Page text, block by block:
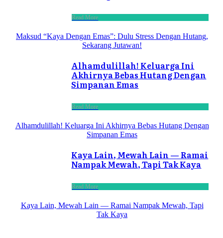
Read More
Maksud “Kaya Dengan Emas”: Dulu Stress Dengan Hutang,
Sekarang Jutawan!
Alhamdulillah! Keluarga Ini
Akhirnya Bebas Hutang Dengan
Simpanan Emas
Read More
Alhamdulillah! Keluarga Ini Akhirnya Bebas Hutang Dengan
Simpanan Emas
Kaya Lain, Mewah Lain — Ramai
Nampak Mewah, Tapi Tak Kaya
Read More
Kaya Lain, Mewah Lain — Ramai Nampak Mewah, Tapi
Tak Kaya